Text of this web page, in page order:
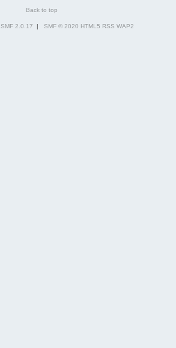
Back to top
SMF 2.0.17 | SMF © 2020 HTML5 RSS WAP2